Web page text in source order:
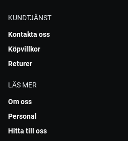
KUNDTJÄNST
Kontakta oss
Köpvillkor
Returer
LÄS MER
Om oss
Personal
Hitta till oss